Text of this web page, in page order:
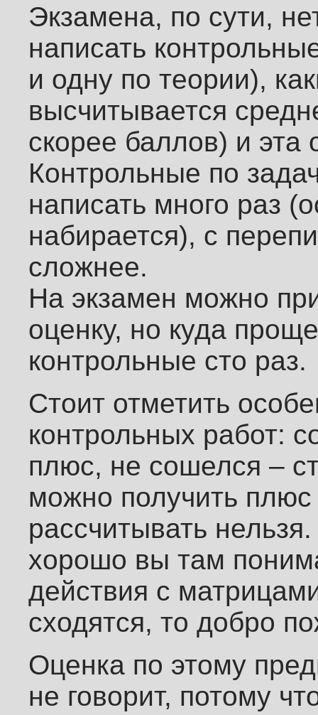
Экзамена, по сути,
написать
и одну по теории),
высчитывается
скорее баллов) и эта
Контрольные по
написать много раз
набирается), с
сложнее.
На экзамен можно
оценку, но куда
контрольные сто раз.
Стоит отметить
контрольных работ:
плюс, не сошелся –
можно получить
рассчитывать
хорошо вы там
действия с
сходятся, то добро
Оценка по этому
не говорит, потому